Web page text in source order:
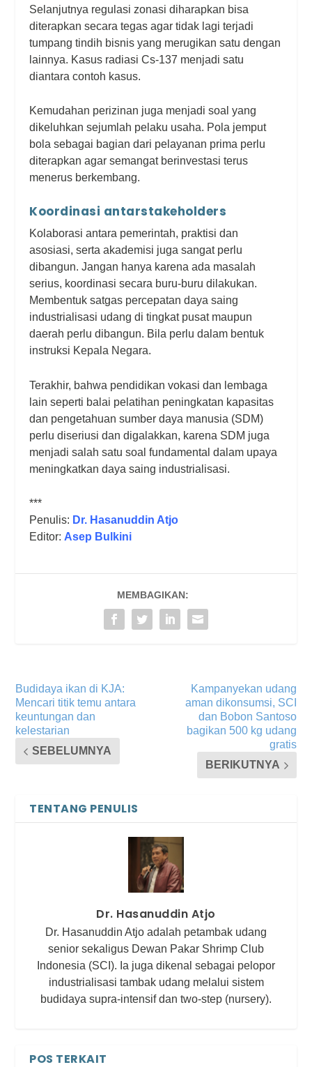
Selanjutnya regulasi zonasi diharapkan bisa
diterapkan secara tegas agar tidak lagi terjadi
tumpang tindih bisnis yang merugikan satu dengan
lainnya. Kasus radiasi Cs-137 menjadi satu
diantara contoh kasus.
Kemudahan perizinan juga menjadi soal yang
dikeluhkan sejumlah pelaku usaha. Pola jemput
bola sebagai bagian dari pelayanan prima perlu
diterapkan agar semangat berinvestasi terus
menerus berkembang.
Koordinasi antarstakeholders
Kolaborasi antara pemerintah, praktisi dan
asosiasi, serta akademisi juga sangat perlu
dibangun. Jangan hanya karena ada masalah
serius, koordinasi secara buru-buru dilakukan.
Membentuk satgas percepatan daya saing
industrialisasi udang di tingkat pusat maupun
daerah perlu dibangun. Bila perlu dalam bentuk
instruksi Kepala Negara.
Terakhir, bahwa pendidikan vokasi dan lembaga
lain seperti balai pelatihan peningkatan kapasitas
dan pengetahuan sumber daya manusia (SDM)
perlu diseriusi dan digalakkan, karena SDM juga
menjadi salah satu soal fundamental dalam upaya
meningkatkan daya saing industrialisasi.
***
Penulis: Dr. Hasanuddin Atjo
Editor: Asep Bulkini
MEMBAGIKAN:
Budidaya ikan di KJA:
Mencari titik temu antara
keuntungan dan
kelestarian
SEBELUMNYA
Kampanyekan udang
aman dikonsumsi, SCI
dan Bobon Santoso
bagikan 500 kg udang
gratis
BERIKUTNYA
TENTANG PENULIS
Dr. Hasanuddin Atjo
Dr. Hasanuddin Atjo adalah petambak udang
senior sekaligus Dewan Pakar Shrimp Club
Indonesia (SCI). Ia juga dikenal sebagai pelopor
industrialisasi tambak udang melalui sistem
budidaya supra-intensif dan two-step (nursery).
POS TERKAIT